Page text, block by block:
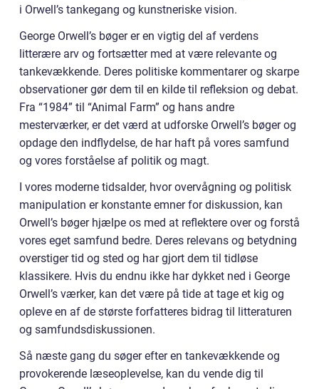
i Orwell’s tankegang og kunstneriske vision.
George Orwell’s bøger er en vigtig del af verdens
litterære arv og fortsætter med at være relevante og
tankevækkende. Deres politiske kommentarer og skarpe
observationer gør dem til en kilde til refleksion og debat.
Fra “1984” til “Animal Farm” og hans andre
mesterværker, er det værd at udforske Orwell’s bøger og
opdage den indflydelse, de har haft på vores samfund
og vores forståelse af politik og magt.
I vores moderne tidsalder, hvor overvågning og politisk
manipulation er konstante emner for diskussion, kan
Orwell’s bøger hjælpe os med at reflektere over og forstå
vores eget samfund bedre. Deres relevans og betydning
overstiger tid og sted og har gjort dem til tidløse
klassikere. Hvis du endnu ikke har dykket ned i George
Orwell’s værker, kan det være på tide at tage et kig og
opleve en af de største forfatteres bidrag til litteraturen
og samfundsdiskussionen.
Så næste gang du søger efter en tankevækkende og
provokerende læseoplevelse, kan du vende dig til